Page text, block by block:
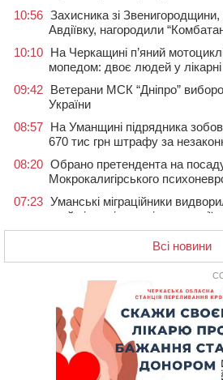
10:56 Захисника зі
Авдіївку, нагородили
10:10 На Черкащині п’яний
мопедом: двоє людей у лікарні
09:42 Ветерани МСК “Дніпро”
України
08:57 На Уманщині підрядника
670 тис грн штрафу за
08:20 Обрано претендента на
Мокрокалигірського
07:23 Уманські міграційники
який відсидів термін у колонії
05 СЕРПНЯ 2026, СЕРЕДА
20:28 Наступні два дні на Черкащині
Проєкт просторового
Шевченківської громади
погодження
У Звенигородці влада
заходи
Всі новини